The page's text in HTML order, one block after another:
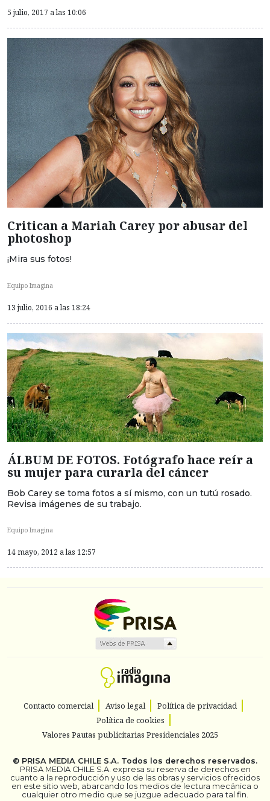
5 julio, 2017 a las 10:06
Critican a Mariah Carey por abusar del
photoshop
¡Mira sus fotos!
Equipo Imagina
13 julio, 2016 a las 18:24
ÁLBUM DE FOTOS. Fotógrafo hace reír a
su mujer para curarla del cáncer
Bob Carey se toma fotos a sí mismo, con un tutú rosado.
Revisa imágenes de su trabajo.
Equipo Imagina
14 mayo, 2012 a las 12:57
Contacto comercial Aviso legal
Política de privacidad
Política de cookies
Valores Pautas publicitarias Presidenciales 2025
© PRISA MEDIA CHILE S.A. Todos los derechos reservados.
PRISA MEDIA CHILE S.A. expresa su reserva de derechos en
cuanto a la reproducción y uso de las obras y servicios ofrecidos
en este sitio web, abarcando los medios de lectura mecánica o
cualquier otro medio que se juzgue adecuado para tal fin.